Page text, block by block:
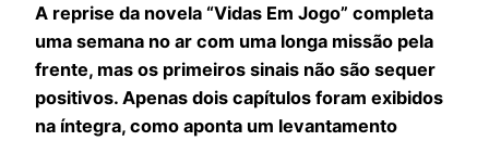
A reprise da novela “Vidas Em Jogo” completa
uma semana no ar com uma longa missão pela
frente, mas os primeiros sinais não são sequer
positivos. Apenas dois capítulos foram exibidos
na íntegra, como aponta um levantamento